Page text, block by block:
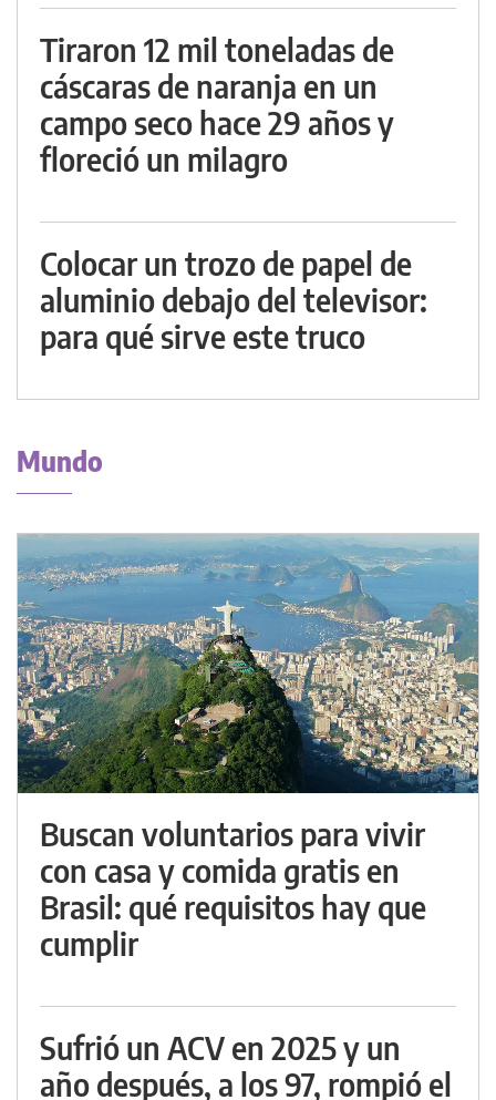
Tiraron 12 mil toneladas de
cáscaras de naranja en un
campo seco hace 29 años y
floreció un milagro
Colocar un trozo de papel de
aluminio debajo del televisor:
para qué sirve este truco
Mundo
Buscan voluntarios para vivir
con casa y comida gratis en
Brasil: qué requisitos hay que
cumplir
Sufrió un ACV en 2025 y un
año después, a los 97, rompió el